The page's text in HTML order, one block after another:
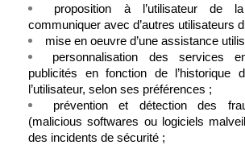
proposition à l’utilisateur de
communiquer avec d’autres utilisateurs
mise en oeuvre d’une assistance
personnalisation des services
publicités en fonction de l’historique
l’utilisateur, selon ses préférences ;
prévention et détection des
(malicious softwares ou logiciels
des incidents de sécurité ;